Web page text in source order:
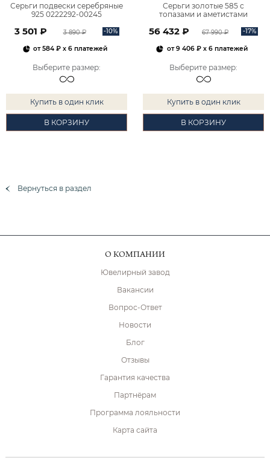
Серьги подвески серебряные
925 0222292-00245
3 501 ₽ 3 890 ₽ -10%
от584 ₽ x 6 платежей
Выберите размер:
Купить в один клик
В КОРЗИНУ
Серьги золотые 585 с
топазами и аметистами
56 432 ₽ 67 990 ₽ -17%
от9 406 ₽x 6 платежей
Выберите размер:
Купить в один клик
В КОРЗИНУ
Вернуться в раздел
О КОМПАНИИ
Ювелирный завод
Вакансии
Вопрос-Ответ
Новости
Блог
Отзывы
Гарантия качества
Партнёрам
Программа лояльности
Карта сайта